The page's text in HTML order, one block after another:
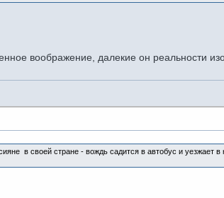
воображение, далекие он реальности
в своей стране - вождь садится в автобус и уезжает